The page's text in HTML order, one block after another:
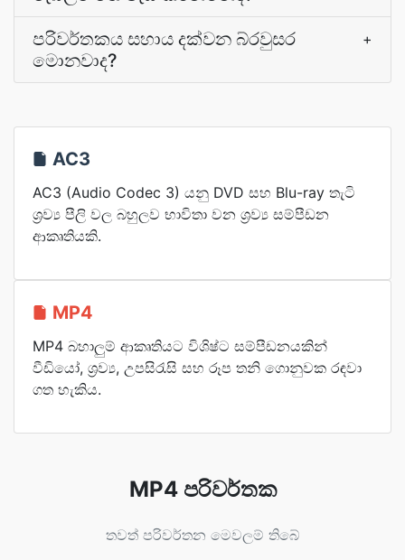
පරිවර්තකය සහාය දක්වන බ්රවුසර
මොනවාද?
+
AC3
AC3 (Audio Codec 3) යනු DVD සහ Blu-ray තැටි
ශ්‍රව්‍ය පීලි වල බහුලව භාවිතා වන ශ්‍රව්‍ය සම්පීඩන
ආකෘතියකි.
MP4
MP4 බහාලුම් ආකෘතියට විශිෂ්ට සම්පීඩනයකින්
වීඩියෝ, ශ්‍රව්‍ය, උපසිරැසි සහ රූප තනි ගොනුවක රඳවා
ගත හැකිය.
MP4 පරිවර්තක
තවත් පරිවර්තන මෙවලම් තිබේ